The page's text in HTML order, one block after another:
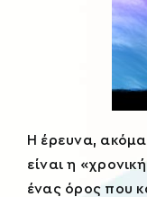
Η έρευνα,
είναι η
ένας όρος που